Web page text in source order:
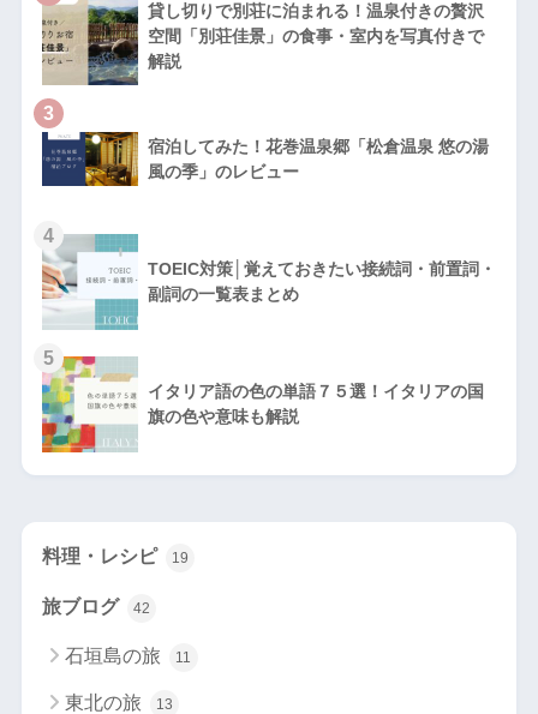
貸し切りで別荘に泊まれる！温泉付きの贅沢
空間「別荘佳景」の食事・室内を写真付きで
解説
3
宿泊してみた！花巻温泉郷「松倉温泉 悠の湯
風の季」のレビュー
4
TOEIC対策│覚えておきたい接続詞・前置詞・
副詞の一覧表まとめ
5
イタリア語の色の単語７５選！イタリアの国
旗の色や意味も解説
料理・レシピ 19
旅ブログ 42
石垣島の旅 11
東北の旅 13